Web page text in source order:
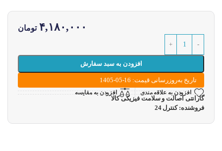
۴,۱۸۰,۰۰۰ تومان
افزودن به سبد سفارش
تاریخ به‌روزرسانی قیمت: 16-05-1405
افزودن به علاقه مندی افزودن به مقایسه
گارانتی اصالت و سلامت فیزیکی کالا
فروشنده: کنترل 24